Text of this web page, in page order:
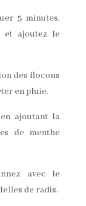
5 minutes.
et ajoutez le
des flocons
en pluie.
ajoutant la
de menthe
avec le
de radis.